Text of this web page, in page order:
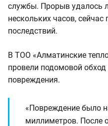
службы. Прорыв удалось
нескольких часов,
последствий.
В ТОО «Алматинские
провели подомовой
повреждения.
«Повреждение было
миллиметров. После